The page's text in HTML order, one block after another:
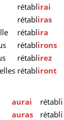
rétablirai
rétabliras
rétablira
rétablirons
rétablirez
rétabliront
aurai rétabli
auras rétabli